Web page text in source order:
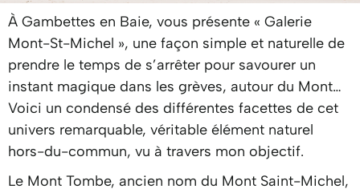
À Gambettes en Baie, vous présente « Galerie
Mont-St-Michel », une façon simple et naturelle de
prendre le temps de s’arrêter pour savourer un
instant magique dans les grèves, autour du Mont…
Voici un condensé des différentes facettes de cet
univers remarquable, véritable élément naturel
hors-du-commun, vu à travers mon objectif.
Le Mont Tombe, ancien nom du Mont Saint-Michel,